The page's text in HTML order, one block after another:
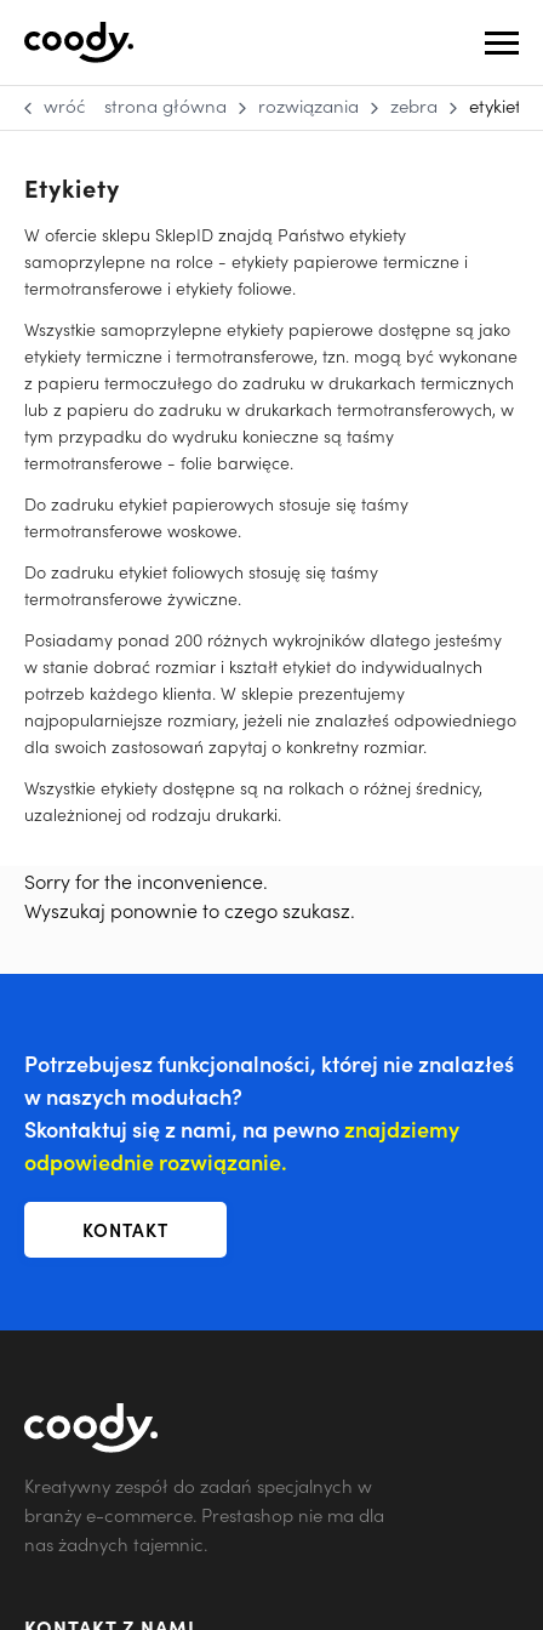
wróć strona główna rozwiązania zebra etykiety
Etykiety
W ofercie sklepu SklepID znajdą Państwo etykiety
samoprzylepne na rolce - etykiety papierowe termiczne i
termotransferowe i etykiety foliowe.
Wszystkie samoprzylepne etykiety papierowe dostępne są jako
etykiety termiczne i termotransferowe, tzn. mogą być wykonane
z papieru termoczułego do zadruku w drukarkach termicznych
lub z papieru do zadruku w drukarkach termotransferowych, w
tym przypadku do wydruku konieczne są taśmy
termotransferowe - folie barwięce.
Do zadruku etykiet papierowych stosuje się taśmy
termotransferowe woskowe.
Do zadruku etykiet foliowych stosuję się taśmy
termotransferowe żywiczne.
Posiadamy ponad 200 różnych wykrojników dlatego jesteśmy
w stanie dobrać rozmiar i kształt etykiet do indywidualnych
potrzeb każdego klienta. W sklepie prezentujemy
najpopularniejsze rozmiary, jeżeli nie znalazłeś odpowiedniego
dla swoich zastosowań zapytaj o konkretny rozmiar.
Wszystkie etykiety dostępne są na rolkach o różnej średnicy,
uzależnionej od rodzaju drukarki.
Sorry for the inconvenience.
Wyszukaj ponownie to czego szukasz.
Potrzebujesz funkcjonalności, której nie znalazłeś
w naszych modułach?
Skontaktuj się z nami, na pewnoznajdziemy
odpowiednie rozwiązanie.
KONTAKT
Kreatywny zespół do zadań specjalnych w
branży e-commerce. Prestashop nie ma dla
nas żadnych tajemnic.